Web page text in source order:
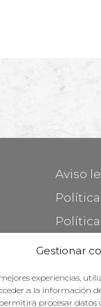
Gestionar
experiencias,
a la información
procesar
Aviso